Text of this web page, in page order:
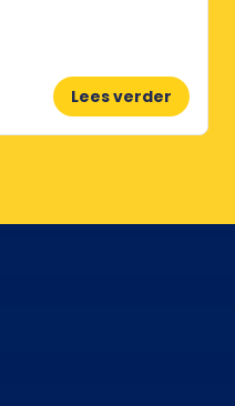
Lees verder